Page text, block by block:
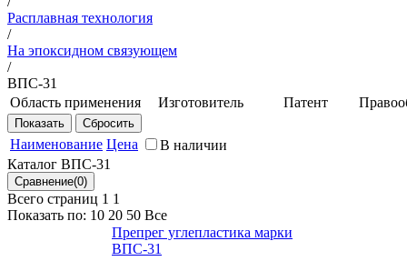
Расплавная технология
/
На эпоксидном связующем
/
ВПС-31
Область применения
Препрег
предназначается
для изготовления
методом выкладки
или намотки
деталей
конструкционного
работающих в
Изготовитель
институт" -
Патент
Наименование Цена
В наличии
Каталог ВПС-31
Всего страниц 1 1
Показать по: 10 20 50 Все
Препрег углепластика марки
ВПС-31